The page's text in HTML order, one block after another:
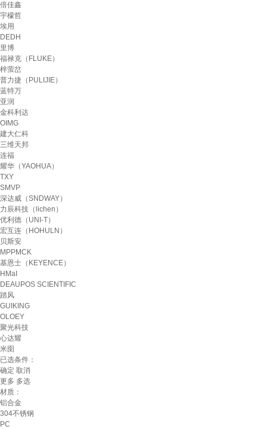
倍佳鑫
宇檬哲
埃用
DEDH
里博
福禄克（FLUKE）
梓萤岔
普力捷（PULIJIE）
蓝特万
亚润
金科利达
OIMG
建大仁科
三维天邦
连福
耀华（YAOHUA）
TXY
SMVP
深达威（SNDWAY）
力辰科技（lichen）
优利德（UNI-T）
宏互连（HOHULN）
贝斯安
MPPMCK
基恩士（KEYENCE）
HMaI
DEAUPOS SCIENTIFIC
踏风
GUIKING
OLOEY
聚光科技
心达耀
米囹
已选条件：
确定 取消
更多 多选
材质：
铝合金
304不锈钢
PC